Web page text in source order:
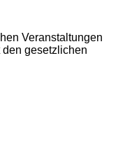
Veranstaltungen
gesetzlichen